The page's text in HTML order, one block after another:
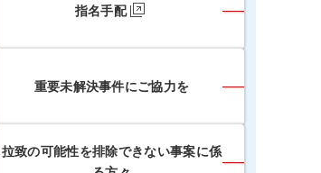
指名手配
重要未解決事件にご協力を
拉致の可能性を排除できない事案に係